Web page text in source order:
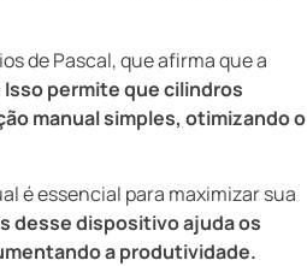
de Pascal, que afirma que a
Isso permite que cilindros
manual simples, otimizando o
é essencial para maximizar sua
desse dispositivo ajuda os
a produtividade.